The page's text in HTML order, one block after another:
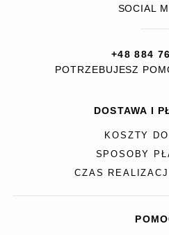
SOCIAL
+48 884
POTRZEBUJESZ
DOSTAWA I
KOSZTY
SPOSOBY
CZAS